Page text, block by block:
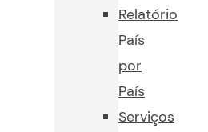
Relatório
País
por
País
Serviços